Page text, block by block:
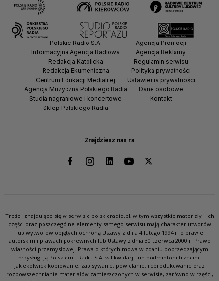
Znajdziesz nas na
Polskie Radio S.A.
Informacyjna Agencja Radiowa
Redakcja Katolicka
Redakcja Ekumeniczna
Centrum Edukacji Medialnej
Agencja Muzyczna Polskiego Radia
Studia nagraniowe i koncertowe
Sklep Polskiego Radia
Agencja Promocji
Agencja Reklamy
Regulamin serwisu
Polityka prywatności
Ustawienia prywatności
Dane osobowe
Kontakt
Treści, znajdujące się w serwisie polskieradio.pl, w tym wszystkie materiały i ich
części oraz poszczególne elementy samego serwisu mają charakter utworów
lub wytworów objętych ochroną Ustawy z dnia 4 lutego 1994 r. o prawie
autorskim i prawach pokrewnych lub Ustawy z dnia 30 czerwca 2000 r. Prawo
własności przemysłowej. Prawa o których mowa w zdaniu poprzedzającym
przysługują Polskiemu Radiu S.A. w likwidacji lub podmiotom trzecim.
Jakiekolwiek kopiowanie, zapisywanie, powielanie, reprodukowanie oraz
rozpowszechnianie materiałów zamieszczonych w serwisie, zarówno w części,